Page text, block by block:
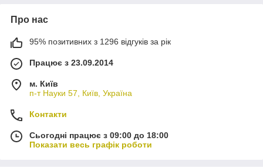
Про нас
95% позитивних з 1296 відгуків за рік
Працює з 23.09.2014
м. Київ
п-т Науки 57, Київ, Україна
Контакти
Сьогодні працює з 09:00 до 18:00
Показати весь графік роботи